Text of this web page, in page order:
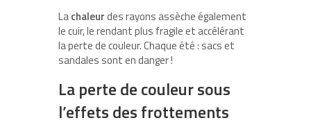
Lachaleurdes rayons assèche également
le cuir, le rendant plus fragile et accélérant
la perte de couleur. Chaque été : sacs et
sandales sont en danger !
La perte de couleur sous
l’effets des frottements